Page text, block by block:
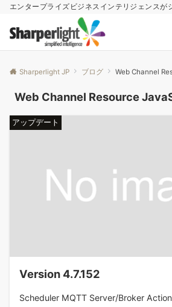
エンタープライズビジネスインテリジェンスが
Sharperlight JP ブログ Web Channel
Web Channel Resource
アップデート
Version 4.7.152
Scheduler MQTT Server/Broker